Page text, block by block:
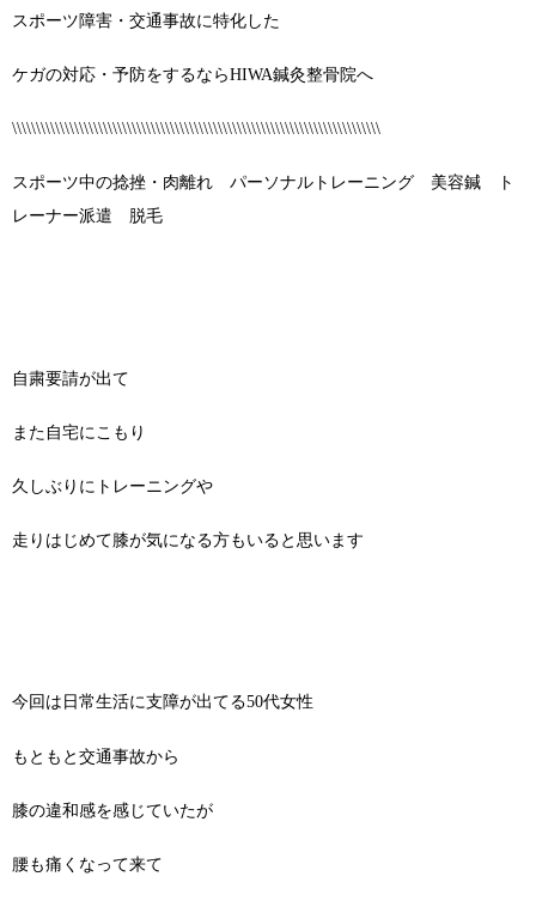
スポーツ障害・交通事故に特化した
ケガの対応・予防をするならHIWA鍼灸整骨院へ
\\\\\\\\\\\\\\\\\\\\\\\\\\\\\\\\\\\\\\\\\\\\\\\\\\\\\\\\\\\\\\\\\\\\\\\\\\\\\
スポーツ中の捻挫・肉離れ パーソナルトレーニング 美容鍼 ト
レーナー派遣 脱毛
自粛要請が出て
また自宅にこもり
久しぶりにトレーニングや
走りはじめて膝が気になる方もいると思います
今回は日常生活に支障が出てる50代女性
もともと交通事故から
膝の違和感を感じていたが
腰も痛くなって来て